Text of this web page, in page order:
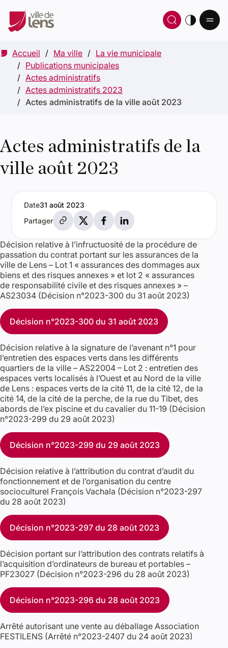
Ouvrir
Accueil Ma ville
La vie municipale
Publications municipales
Actes administratifs
Actes administratifs 2023
Actes administratifs de la ville août 2023
Actes administratifs de la
ville août 2023
PartagerPartager par e-mail
Partager sur X
Partager sur Facebook
Partager sur LinkedIn
Date31 août 2023
Décision relative à l’infructuosité de la procédure de
passation du contrat portant sur les assurances de la
ville de Lens – Lot 1 « assurances des dommages aux
biens et des risques annexes » et lot 2 « assurances
de responsabilité civile et des risques annexes » –
AS23034 (Décision n°2023-300 du 31 août 2023)
Décision n°2023-300 du 31 août 2023
Décision relative à la signature de l’avenant n°1 pour
l’entretien des espaces verts dans les différents
quartiers de la ville – AS22004 – Lot 2 : entretien des
espaces verts localisés à l’Ouest et au Nord de la ville
de Lens : espaces verts de la cité 11, de la cité 12, de la
cité 14, de la cité de la perche, de la rue du Tibet, des
abords de l’ex piscine et du cavalier du 11-19 (Décision
n°2023-299 du 29 août 2023)
Décision n°2023-299 du 29 août 2023
Décision relative à l’attribution du contrat d’audit du
fonctionnement et de l’organisation du centre
socioculturel François Vachala (Décision n°2023-297
du 28 août 2023)
Décision n°2023-297 du 28 août 2023
Décision portant sur l’attribution des contrats relatifs à
l’acquisition d’ordinateurs de bureau et portables –
PF23027 (Décision n°2023-296 du 28 août 2023)
Décision n°2023-296 du 28 août 2023
Arrêté autorisant une vente au déballage Association
FESTILENS (Arrêté n°2023-2407 du 24 août 2023)